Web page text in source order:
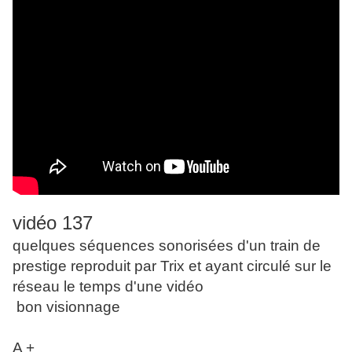
vidéo 137
quelques séquences sonorisées d'un train de
prestige reproduit par Trix et ayant circulé sur le
réseau le temps d'une vidéo
bon visionnage
A +